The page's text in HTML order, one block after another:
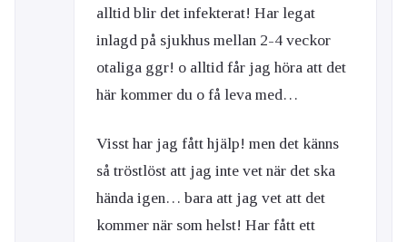
alltid blir det infekterat! Har legat
inlagd på sjukhus mellan 2-4 veckor
otaliga ggr! o alltid får jag höra att det
här kommer du o få leva med…
Visst har jag fått hjälp! men det känns
så tröstlöst att jag inte vet när det ska
hända igen… bara att jag vet att det
kommer när som helst! Har fått ett